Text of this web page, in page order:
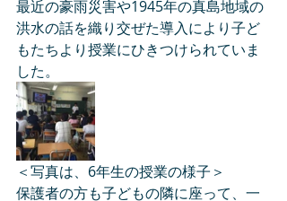
最近の豪雨災害や1945年の真島地域の
洪水の話を織り交ぜた導入により子ど
もたちより授業にひきつけられていま
した。
＜写真は、6年生の授業の様子＞
保護者の方も子どもの隣に座って、一